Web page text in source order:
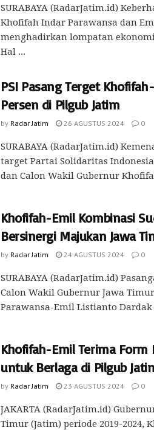
SURABAYA (RadarJatim.id)
Khofifah Indar Parawansa dan
menghadirkan lompatan
Hal ...
PSI Pasang Terget
Persen di Pilgub Jatim
by Radar Jatim 26 AGUSTUS 2024 0
SURABAYA (RadarJatim.id)
target Partai Solidaritas
dan Calon Wakil Gubernur
Khofifah-Emil Kombinasi
Bersinergi Majukan Jawa
by Radar Jatim 24 AGUSTUS 2024 0
SURABAYA (RadarJatim.id)
Calon Wakil Gubernur Jawa
Parawansa-Emil Listianto
Khofifah-Emil Terima Form
untuk Berlaga di Pilgub
by Radar Jatim 23 AGUSTUS 2024 0
JAKARTA (RadarJatim.id)
Timur (Jatim) periode 2019-2024,